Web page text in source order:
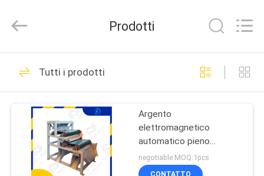
CASA
PRODOTTI
CIRCA
Machinery
Rights
macchina
magnetica del
separatore
158
Prodotti
Tutti i prodotti
Argento
elettromagnetico
automatico pieno
dell'acciaio inossidabile
del separatore
negotiable MOQ:1pcs
CONTATTO